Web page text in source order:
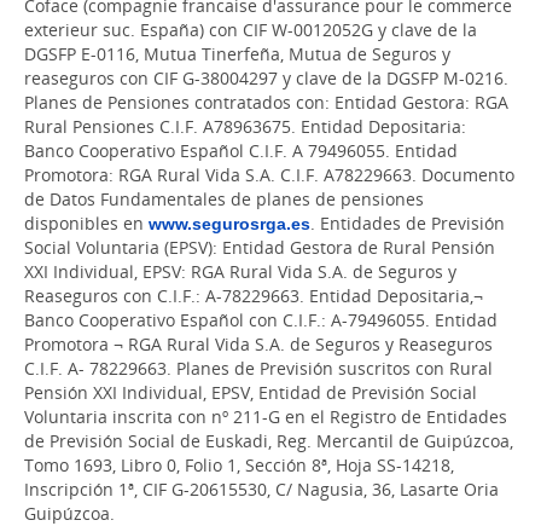
Coface (compagnie francaise d'assurance pour le commerce
exterieur suc. España) con CIF W-0012052G y clave de la
DGSFP E-0116, Mutua Tinerfeña, Mutua de Seguros y
reaseguros con CIF G-38004297 y clave de la DGSFP M-0216.
Planes de Pensiones contratados con: Entidad Gestora: RGA
Rural Pensiones C.I.F. A78963675. Entidad Depositaria:
Banco Cooperativo Español C.I.F. A 79496055. Entidad
Promotora: RGA Rural Vida S.A. C.I.F. A78229663. Documento
de Datos Fundamentales de planes de pensiones
disponibles en www.segurosrga.es . Entidades de Previsión
Social Voluntaria (EPSV): Entidad Gestora de Rural Pensión
XXI Individual, EPSV: RGA Rural Vida S.A. de Seguros y
Reaseguros con C.I.F.: A-78229663. Entidad Depositaria,¬
Banco Cooperativo Español con C.I.F.: A-79496055. Entidad
Promotora ¬ RGA Rural Vida S.A. de Seguros y Reaseguros
C.I.F. A- 78229663. Planes de Previsión suscritos con Rural
Pensión XXI Individual, EPSV, Entidad de Previsión Social
Voluntaria inscrita con nº 211-G en el Registro de Entidades
de Previsión Social de Euskadi, Reg. Mercantil de Guipúzcoa,
Tomo 1693, Libro 0, Folio 1, Sección 8ª, Hoja SS-14218,
Inscripción 1ª, CIF G-20615530, C/ Nagusia, 36, Lasarte Oria
Guipúzcoa.